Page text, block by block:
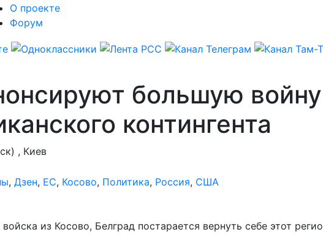
О проекте
Форум
большую
контингента
, Киев
, Дзен, ЕС, Косово, Политика, Россия, США
из Косово, Белград постарается вернуть себе этот